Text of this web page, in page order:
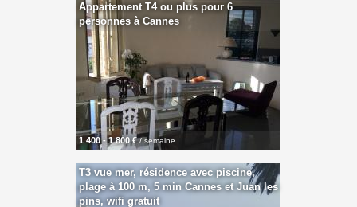
Appartement T4 ou plus pour 6
personnes à Cannes
1 400 - 1 800 €/ semaine
T3 vue mer, résidence avec piscine,
plage à 100 m, 5 min Cannes et Juan les
pins, wifi gratuit